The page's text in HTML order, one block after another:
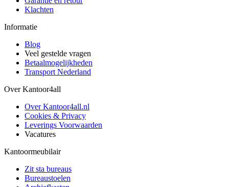
Klachten
Informatie
Blog
Veel gestelde vragen
Betaalmogelijkheden
Transport Nederland
Over Kantoor4all
Over Kantoor4all.nl
Cookies & Privacy
Leverings Voorwaarden
Vacatures
Kantoormeubilair
Zit sta bureaus
Bureaustoelen